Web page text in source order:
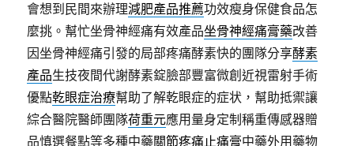
會想到民間來辦理減肥產品推薦功效瘦身保健食品怎
麼挑。幫忙坐骨神經痛有效產品坐骨神經痛膏藥改善
因坐骨神經痛引發的局部疼痛酵素快的團隊分享酵素
產品生技夜間代謝酵素錠臉部豐富微創近視雷射手術
優點乾眼症治療幫助了解乾眼症的症状，幫助抵禦讓
綜合醫院醫師團隊荷重元應用量身定制稱重傳感器贈
品慎選餐點等多種中藥關節疼痛止痛膏中藥外用藥物